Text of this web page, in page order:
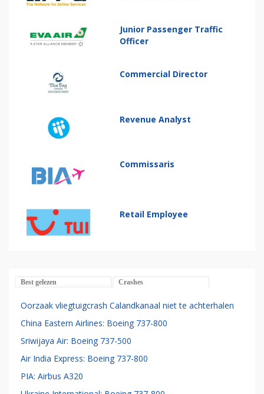
Junior Passenger Traffic
Officer
Commercial Director
Revenue Analyst
Commissaris
Retail Employee
Best gelezen Crashes
Oorzaak vliegtuigcrash Calandkanaal niet te achterhalen
China Eastern Airlines: Boeing 737-800
Sriwijaya Air: Boeing 737-500
Air India Express: Boeing 737-800
PIA: Airbus A320